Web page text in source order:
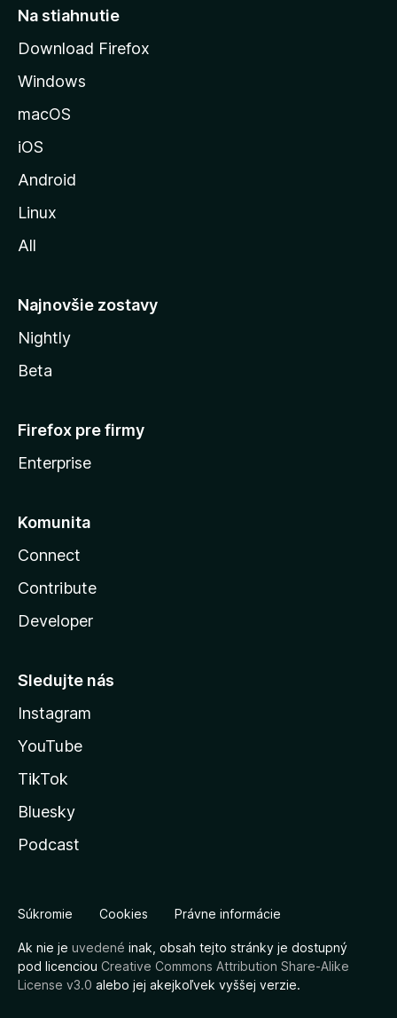
r
n
k
o
z
l
Na stiahnutie
Download Firefox
Windows
macOS
iOS
Android
Linux
All
Najnovšie zostavy
Nightly
Beta
Firefox pre firmy
Enterprise
Komunita
Connect
Contribute
Developer
Sledujte nás
Instagram
YouTube
TikTok
Bluesky
Podcast
Súkromie Cookies Právne informácie
Ak nie je uvedené inak, obsah tejto stránky je dostupný
pod licenciou Creative Commons Attribution Share-Alike
License v3.0 alebo jej akejkoľvek vyššej verzie.